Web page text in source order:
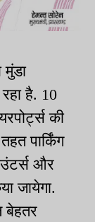
मुंडा
है. 10
की
पार्किंग
और
जायेगा.
बेहतर